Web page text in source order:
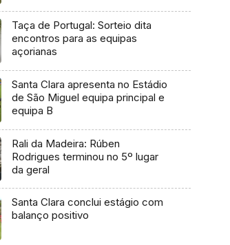
Taça de Portugal: Sorteio dita
encontros para as equipas
açorianas
Santa Clara apresenta no Estádio
de São Miguel equipa principal e
equipa B
Rali da Madeira: Rúben
Rodrigues terminou no 5º lugar
da geral
Santa Clara conclui estágio com
balanço positivo